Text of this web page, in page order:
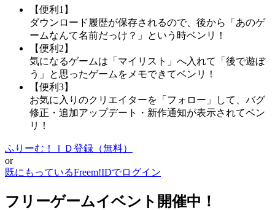
【便利1】
ダウンロード履歴が保存されるので、後から「あのゲ
ームなんて名前だっけ？」という時ベンリ！
【便利2】
気になるゲームは「マイリスト」へ入れて「後で遊ぼ
う」と思ったゲームをメモできてベンリ！
【便利3】
お気に入りのクリエイターを「フォロー」して、バグ
修正・追加アップデート・新作通知が表示されてベン
リ！
ふりーむ！ＩＤ登録（無料）
or
既にもっているFreem!IDでログイン
フリーゲームイベント開催中！